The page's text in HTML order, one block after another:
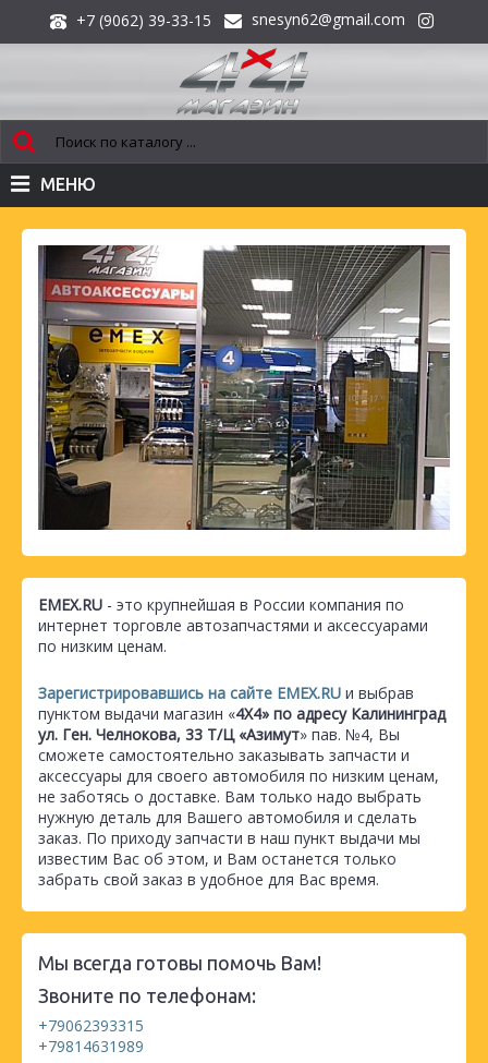
+7 (9062) 39-33-15 snesyn62@gmail.com
МЕНЮ
EMEX.RU - это крупнейшая в России компания по
интернет торговле автозапчастями и аксессуарами
по низким ценам.
Зарегистрировавшись на сайте EMEX.RU и выбрав
пунктом выдачи магазин «4Х4» по адресу Калининград
ул. Ген. Челнокова, 33 Т/Ц «Азимут» пав. №4, Вы
сможете самостоятельно заказывать запчасти и
аксессуары для своего автомобиля по низким ценам,
не заботясь о доставке. Вам только надо выбрать
нужную деталь для Вашего автомобиля и сделать
заказ. По приходу запчасти в наш пункт выдачи мы
известим Вас об этом, и Вам останется только
забрать свой заказ в удобное для Вас время.
Мы всегда готовы помочь Вам!
Звоните по телефонам:
+79062393315
+79814631989